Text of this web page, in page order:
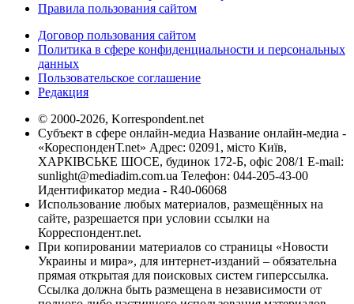
Правила пользования сайтом
Договор пользования сайтом
Политика в сфере конфиденциальности и персональных
данных
Пользовательское соглашение
Редакция
© 2000-2026, Korrespondent.net
Субъект в сфере онлайн-медиа Название онлайн-медиа -
«КореспонденТ.net» Адрес: 02091, місто Київ,
ХАРКІВСЬКЕ ШОСЕ, будинок 172-Б, офіс 208/1 E-mail:
sunlight@mediadim.com.ua Телефон: 044-205-43-00
Идентификатор медиа - R40-06068
Использование любых материалов, размещённых на
сайте, разрешается при условии ссылки на
Корреспондент.net.
При копировании материалов со страницы «Новости
Украины и мира», для интернет-изданий – обязательна
прямая открытая для поисковых систем гиперссылка.
Ссылка должна быть размещена в независимости от